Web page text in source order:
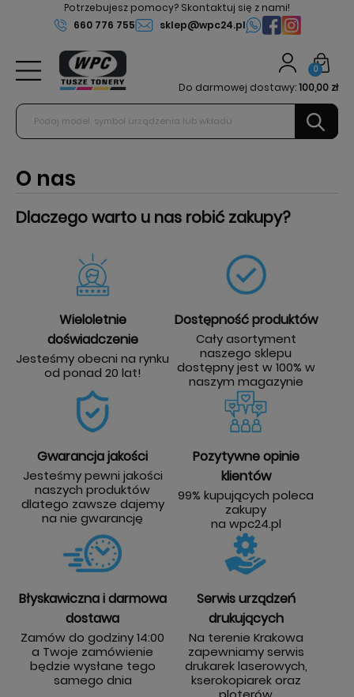
Potrzebujesz pomocy? Skontaktuj się z nami!
660 776 755
sklep@wpc24.pl
0
Do darmowej dostawy:100,00 zł
O nas
Dlaczego warto u nas robić zakupy?
Wieloletnie
doświadczenie
Jesteśmy obecni na rynku
od ponad 20 lat!
Dostępność produktów
Cały asortyment
naszego sklepu
dostępny jest w 100% w
naszym magazynie
Gwarancja jakości
Jesteśmy pewni jakości
naszych produktów
dlatego zawsze dajemy
na nie gwarancję
Pozytywne opinie
klientów
99% kupujących poleca
zakupy
na wpc24.pl
Błyskawiczna i darmowa
dostawa
Zamów do godziny 14:00
a Twoje zamówienie
będzie wysłane tego
samego dnia
Serwis urządzeń
drukujących
Na terenie Krakowa
zapewniamy serwis
drukarek laserowych,
kserokopiarek oraz